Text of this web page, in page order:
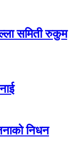
समिती रुकुम
निधन